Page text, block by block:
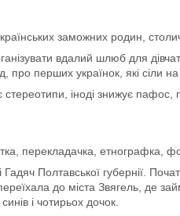
заможних родин,
вдалий шлюб для
про перших українок, які
іноді знижує пафос,
перекладачка, етнографка,
Полтавської губернії.
до міста Звягель,
і чотирьох дочок.